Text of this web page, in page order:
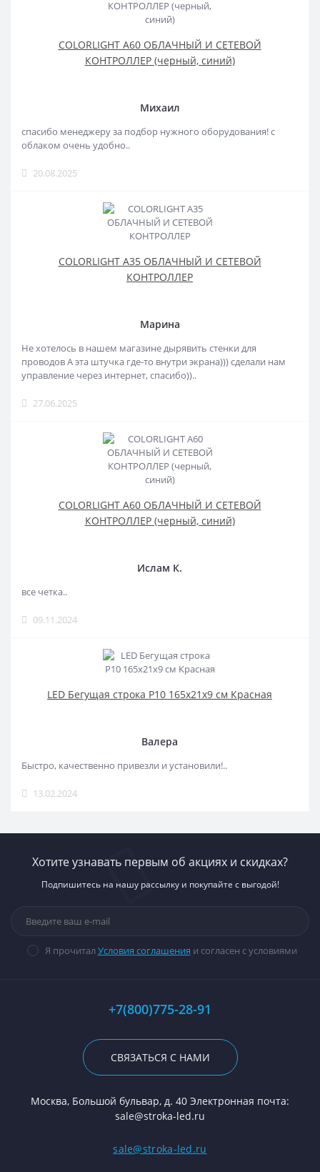
COLORLIGHT A60 ОБЛАЧНЫЙ И СЕТЕВОЙ
КОНТРОЛЛЕР (черный, синий)
Михаил
спасибо менеджеру за подбор нужного оборудования! с
облаком очень удобно..
20.08.2025
COLORLIGHT A35 ОБЛАЧНЫЙ И СЕТЕВОЙ
КОНТРОЛЛЕР
Марина
Не хотелось в нашем магазине дырявить стенки для
проводов А эта штучка где-то внутри экрана))) сделали нам
управление через интернет, спасибо))..
27.06.2025
COLORLIGHT A60 ОБЛАЧНЫЙ И СЕТЕВОЙ
КОНТРОЛЛЕР (черный, синий)
Ислам К.
все четка..
09.11.2024
LED Бегущая строка Р10 165x21x9 см Красная
Валера
Быстро, качественно привезли и установили!..
13.02.2024
Хотите узнавать первым об акциях и скидках?
Подпишитесь на нашу рассылку и покупайте с выгодой!
Я прочитал Условия соглашения и согласен с условиями
+7(800)775-28-91
СВЯЗАТЬСЯ С НАМИ
Москва, Большой бульвар, д. 40 Электронная почта:
sale@stroka-led.ru
sale@stroka-led.ru